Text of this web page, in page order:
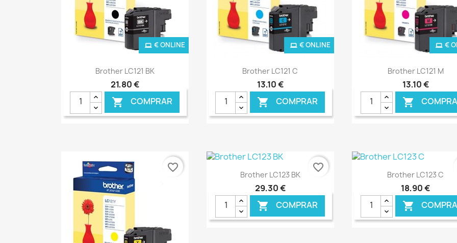
Ver+
Brother LC121 BK
21,80 €
 COMPRAR
€ ONLINE
Ver+
Brother LC121 C
13,10 €
 COMPRAR
€ ONLINE
Ver+
Brother LC121 M
13,10 €

€
favorite_border Ver+
Brother LC123 BK
29,30 €
 COMPRAR
favorite_border Ver+
Brother LC123 C
18,90 €
